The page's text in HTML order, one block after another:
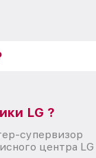
LG ?
супервизор
центра LG